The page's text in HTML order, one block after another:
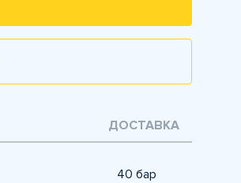
ДОСТАВКА
40 бар